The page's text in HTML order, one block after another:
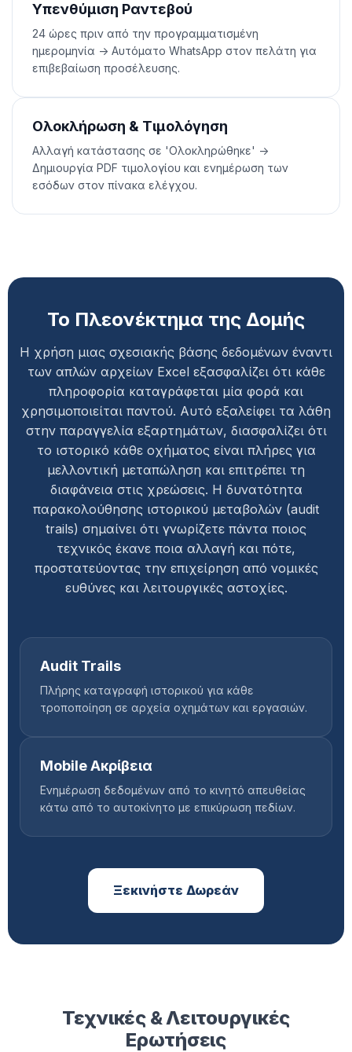
Υπενθύμιση Ραντεβού
24 ώρες πριν από την προγραμματισμένη
ημερομηνία -> Αυτόματο WhatsApp στον πελάτη για
επιβεβαίωση προσέλευσης.
Ολοκλήρωση & Τιμολόγηση
Αλλαγή κατάστασης σε 'Ολοκληρώθηκε' ->
Δημιουργία PDF τιμολογίου και ενημέρωση των
εσόδων στον πίνακα ελέγχου.
Το Πλεονέκτημα της Δομής
Η χρήση μιας σχεσιακής βάσης δεδομένων έναντι
των απλών αρχείων Excel εξασφαλίζει ότι κάθε
πληροφορία καταγράφεται μία φορά και
χρησιμοποιείται παντού. Αυτό εξαλείφει τα λάθη
στην παραγγελία εξαρτημάτων, διασφαλίζει ότι
το ιστορικό κάθε οχήματος είναι πλήρες για
μελλοντική μεταπώληση και επιτρέπει τη
διαφάνεια στις χρεώσεις. Η δυνατότητα
παρακολούθησης ιστορικού μεταβολών (audit
trails) σημαίνει ότι γνωρίζετε πάντα ποιος
τεχνικός έκανε ποια αλλαγή και πότε,
προστατεύοντας την επιχείρηση από νομικές
ευθύνες και λειτουργικές αστοχίες.
Audit Trails
Πλήρης καταγραφή ιστορικού για κάθε
τροποποίηση σε αρχεία οχημάτων και εργασιών.
Mobile Ακρίβεια
Ενημέρωση δεδομένων από το κινητό απευθείας
κάτω από το αυτοκίνητο με επικύρωση πεδίων.
Ξεκινήστε Δωρεάν
Τεχνικές & Λειτουργικές
Ερωτήσεις